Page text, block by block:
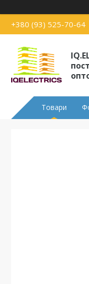
+380 (93) 525-70-64
Товари